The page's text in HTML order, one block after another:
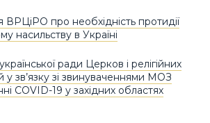
ВРЦіРО про необхідність протидії
насильству в Україні
ради Церков і релігійних
у зв’язку зі звинуваченнями МОЗ
COVID-19 у західних областях